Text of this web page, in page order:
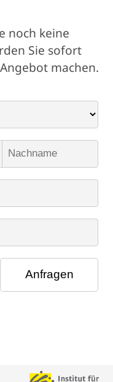
noch keine
Sie sofort
machen.